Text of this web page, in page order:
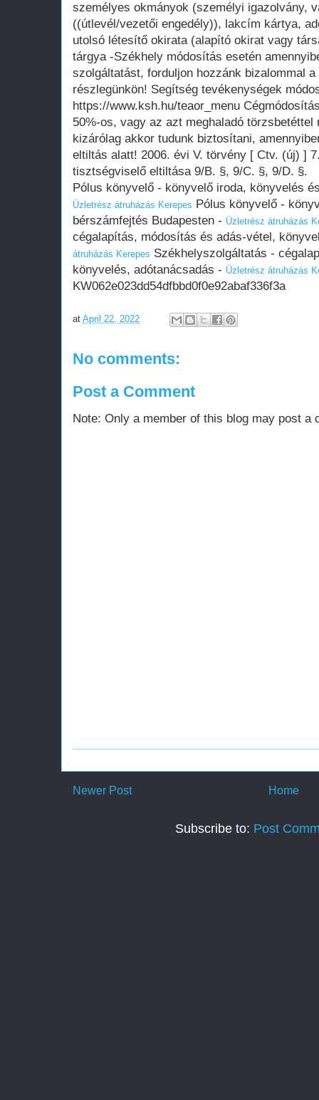
személyes okmányok (személyi igazolvány,
((útlevél/vezetői engedély)), lakcím kártya,
utolsó létesítő okirata (alapító okirat vagy
tárgya -Székhely módosítás esetén
szolgáltatást, forduljon hozzánk bizalommal
részlegünkön! Segítség tevékenységek
https://www.ksh.hu/teaor_menu
50%-os, vagy az azt meghaladó
kizárólag akkor tudunk biztosítani,
eltiltás alatt! 2006. évi V. törvény [ Ctv. (új) ]
tisztségviselő eltiltása 9/B. §, 9/C. §, 9/D. §.
Pólus könyvelő - könyvelő iroda, könyvelés
Üzletrész átruházás Kerepes Pólus könyvelő -
bérszámfejtés Budapesten - Üzletrész átruházás
cégalapítás, módosítás és adás-vétel,
átruházás Kerepes Székhelyszolgáltatás -
könyvelés, adótanácsadás - Üzletrész átruházás
KW062e023dd54dfbbd0f0e92abaf336f3a
at April 22, 2022
No comments:
Post a Comment
Note: Only a member of this blog may post a
Newer Post Home
Subscribe to: Post